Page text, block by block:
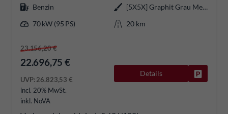
Benzin
[5X5X] Graphit Grau Metallic
70 kW (95 PS)
20 km
23.156,20 €
22.696,75 €
UVP:26.823,53 €
incl. 20% MwSt.
inkl. NoVA
Details